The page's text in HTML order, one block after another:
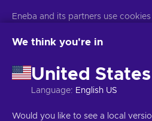
配信停止はいつでも可能です。詳しくは個
著作権 ©2026 Eneba.無断複写・転載を禁
Eneba and its partners use
website. We use this information to
may also be used for ads
By clicking 'Accept all', you
technologies by Eneba and its
For more information on how
We think you're in
United
Language: English US
Would you like to see a local